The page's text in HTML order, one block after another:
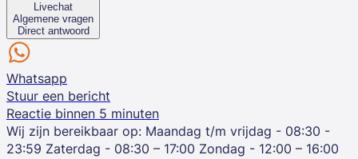
Livechat
Algemene vragen
Direct antwoord
Whatsapp
Stuur een bericht
Reactie binnen 5 minuten
Wij zijn bereikbaar op: Maandag t/m vrijdag - 08:30 -
23:59 Zaterdag - 08:30 – 17:00 Zondag - 12:00 – 16:00